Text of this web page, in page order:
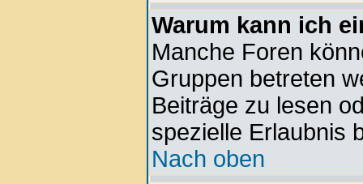
Warum kann ich
Manche Foren
Gruppen betreten
Beiträge zu lesen
spezielle Erlaubnis
Nach oben